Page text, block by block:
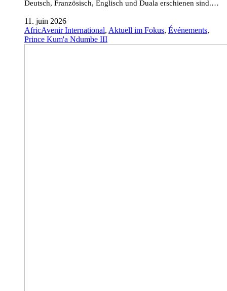
Deutsch, Französisch, Englisch und Duala erschienen sind.…
11. juin 2026
AfricAvenir International, Aktuell im Fokus, Événements,
Prince Kum'a Ndumbe III